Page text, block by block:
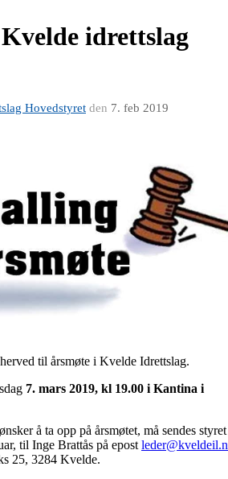
idrettslag
Hovedstyret den 7. feb 2019
til årsmøte i Kvelde Idrettslag.
7. mars 2019, kl 19.00 i Kantina i
å ta opp på årsmøtet, må sendes styret
til Inge Brattås på epost
25, 3284 Kvelde.